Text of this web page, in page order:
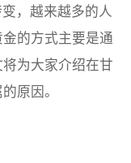
，越来越多的人
的方式主要是通
为大家介绍在甘
原因。